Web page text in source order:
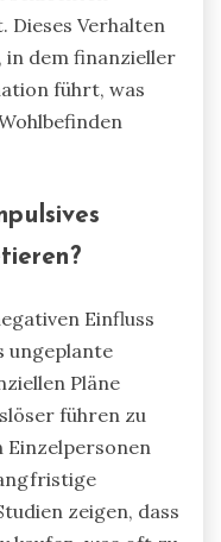
Dieses Verhalten
in dem finanzieller
führt, was
Einfluss
ungeplante
Pläne
führen zu
Einzelpersonen
zeigen, dass